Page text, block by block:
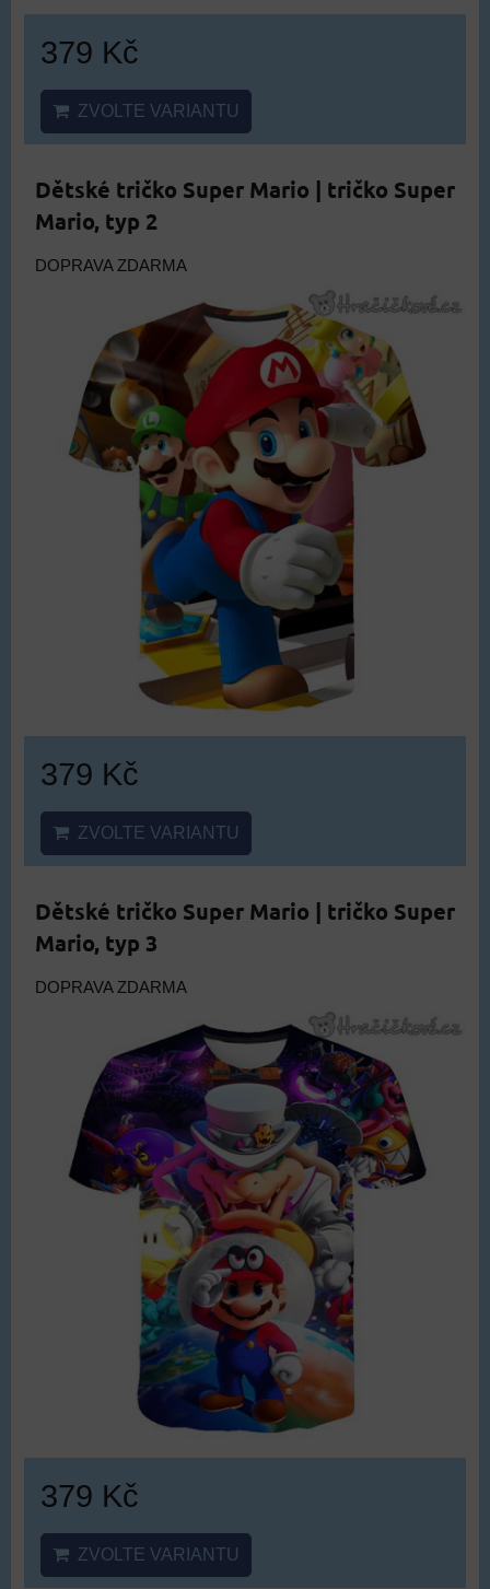
379 Kč
ZVOLTE VARIANTU
Dětské tričko Super Mario | tričko Super
Mario, typ 2
DOPRAVA ZDARMA
379 Kč
ZVOLTE VARIANTU
Dětské tričko Super Mario | tričko Super
Mario, typ 3
DOPRAVA ZDARMA
379 Kč
ZVOLTE VARIANTU